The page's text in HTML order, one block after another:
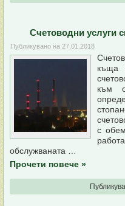
Счетоводни услуги
Публикувано на 27.01.2018
къща
към
с
обслужваната …
Прочети повече »